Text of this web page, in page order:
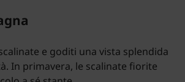
e goditi una vista splendida
In primavera, le scalinate fiorite